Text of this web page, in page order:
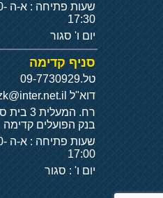
17:30
יום ו' סגור
סניף קדימה
טל.09-7730929
דוא"ל
רח.
בנק הפועלים קדימה
17:00
יום ו' : סגור